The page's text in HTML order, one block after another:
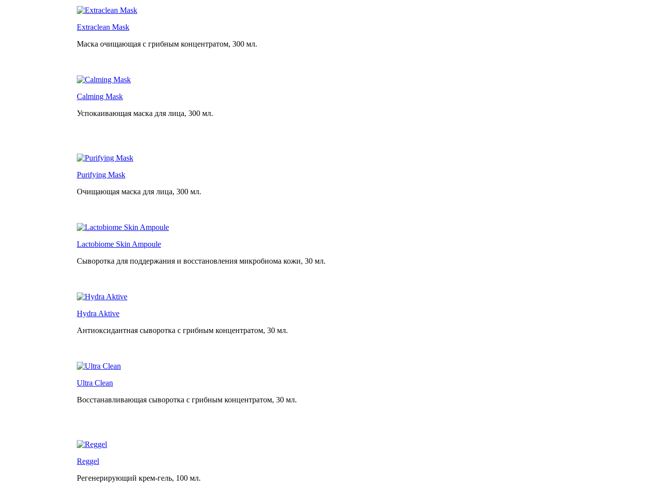
Extraclean Mask
Маска очищающая с грибным концентратом, 300 мл.
Calming Mask
Успокаивающая маска для лица, 300 мл.
Purifying Mask
Очищающая маска для лица, 300 мл.
Lactobiome Skin Ampoule
Сыворотка для поддержания и восстановления микробиома кожи, 30 мл.
Hydra Aktive
Антиоксидантная сыворотка с грибным концентратом, 30 мл.
Ultra Clean
Восстанавливающая сыворотка с грибным концентратом, 30 мл.
Reggel
Регенерирующий крем-гель, 100 мл.